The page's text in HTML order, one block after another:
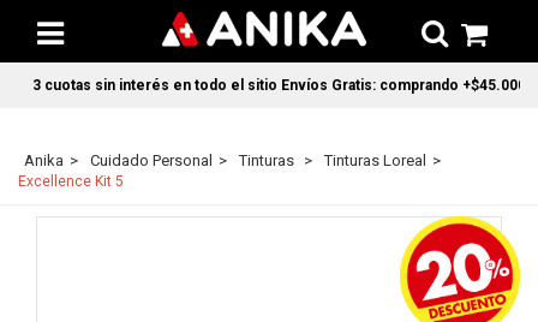
3 cuotas sin interés en todo el sitio Envíos Gratis: comprando +$45.000 en
Anika Cuidado Personal Tinturas Tinturas Loreal
Excellence Kit 5